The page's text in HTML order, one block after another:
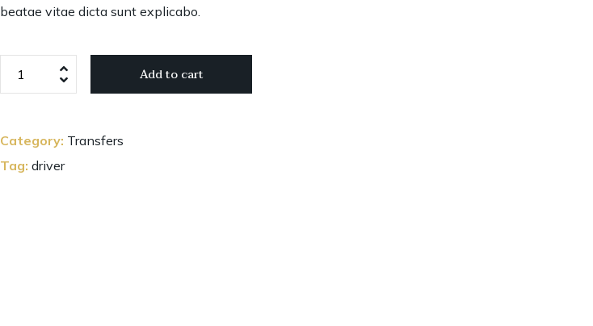
beatae vitae dicta sunt explicabo.
Add to cart
Category: Transfers
Tag: driver